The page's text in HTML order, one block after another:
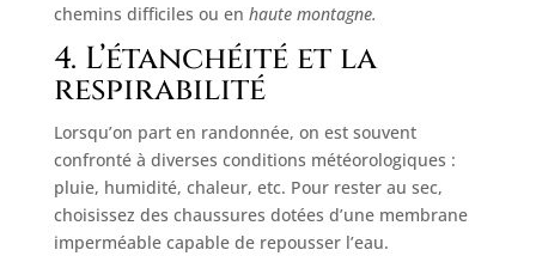
chemins difficiles ou en haute montagne.
4. L’étanchéité et la
respirabilité
Lorsqu’on part en randonnée, on est souvent
confronté à diverses conditions météorologiques :
pluie, humidité, chaleur, etc. Pour rester au sec,
choisissez des chaussures dotées d’une membrane
imperméable capable de repousser l’eau.